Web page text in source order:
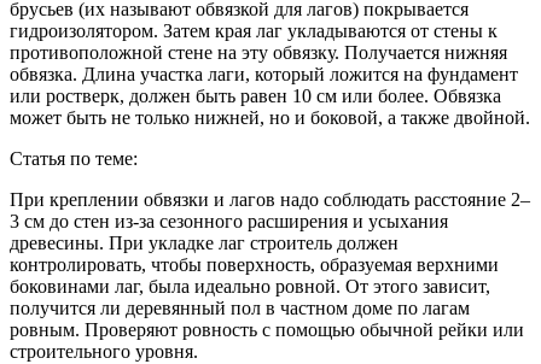
брусьев (их называют обвязкой для лагов) покрывается
гидроизолятором. Затем края лаг укладываются от стены к
противоположной стене на эту обвязку. Получается нижняя
обвязка. Длина участка лаги, который ложится на фундамент
или ростверк, должен быть равен 10 см или более. Обвязка
может быть не только нижней, но и боковой, а также двойной.
Статья по теме:
При креплении обвязки и лагов надо соблюдать расстояние 2–
3 см до стен из-за сезонного расширения и усыхания
древесины. При укладке лаг строитель должен
контролировать, чтобы поверхность, образуемая верхними
боковинами лаг, была идеально ровной. От этого зависит,
получится ли деревянный пол в частном доме по лагам
ровным. Проверяют ровность с помощью обычной рейки или
строительного уровня.